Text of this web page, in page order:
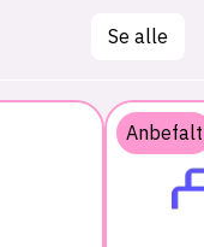
Se alle
Anbefalt